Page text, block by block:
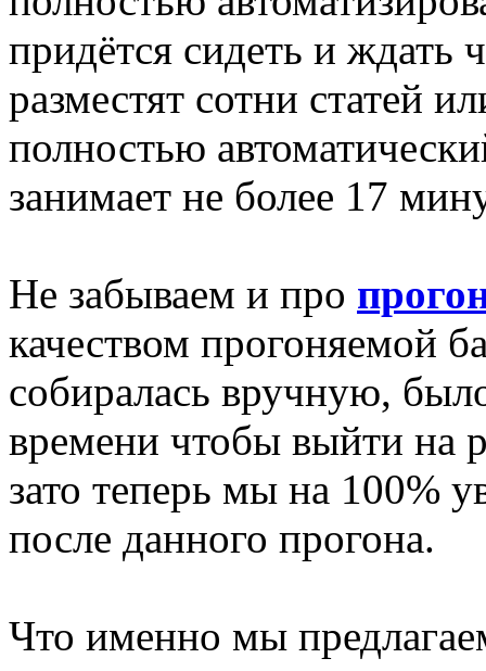
придётся сидеть и ждать
разместят сотни статей
полностью
занимает не более 17
Не забываем и про
качеством прогоняемой
собиралась вручную,
времени чтобы выйти на
зато теперь мы на 100%
после данного прогона.
Что именно мы